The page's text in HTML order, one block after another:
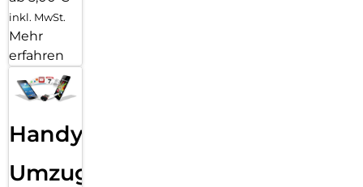
inkl. MwSt.
Mehr
erfahren
Handy
Umzug